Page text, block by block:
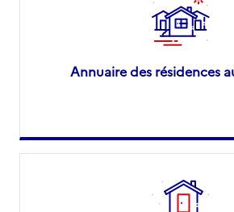
Annuaire des résidences